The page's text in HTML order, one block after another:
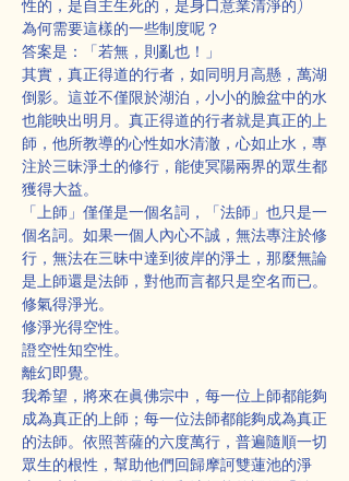
性的，是自主生死的，是身口意業清淨的)
為何需要這樣的一些制度呢？
答案是：「若無，則亂也！」
其實，真正得道的行者，如同明月高懸，萬湖
倒影。這並不僅限於湖泊，小小的臉盆中的水
也能映出明月。真正得道的行者就是真正的上
師，他所教導的心性如水清澈，心如止水，專
注於三昧淨土的修行，能使冥陽兩界的眾生都
獲得大益。
「上師」僅僅是一個名詞，「法師」也只是一
個名詞。如果一個人內心不誠，無法專注於修
行，無法在三昧中達到彼岸的淨土，那麼無論
是上師還是法師，對他而言都只是空名而已。
修氣得淨光。
修淨光得空性。
證空性知空性。
離幻即覺。
我希望，將來在眞佛宗中，每一位上師都能夠
成為真正的上師；每一位法師都能夠成為真正
的法師。依照菩薩的六度萬行，普遍隨順一切
眾生的根性，幫助他們回歸摩訶雙蓮池的淨